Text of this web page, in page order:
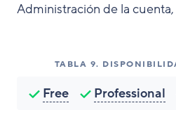
Administración de la
TABLA 9.
Free Professional